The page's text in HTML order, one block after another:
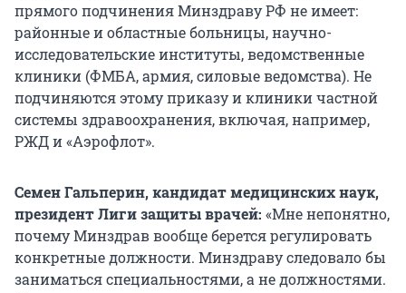
прямого подчинения Минздраву РФ не имеет:
районные и областные больницы, научно-
исследовательские институты, ведомственные
клиники (ФМБА, армия, силовые ведомства). Не
подчиняются этому приказу и клиники частной
системы здравоохранения, включая, например,
РЖД и «Аэрофлот».
Семен Гальперин, кандидат медицинских наук,
президент Лиги защиты врачей: «Мне непонятно,
почему Минздрав вообще берется регулировать
конкретные должности. Минздраву следовало бы
заниматься специальностями, а не должностями.